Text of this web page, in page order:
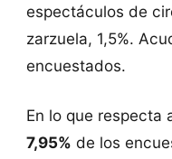
espectáculos de
zarzuela, 1,5%.
encuestados.
En lo que respecta
7,95% de los